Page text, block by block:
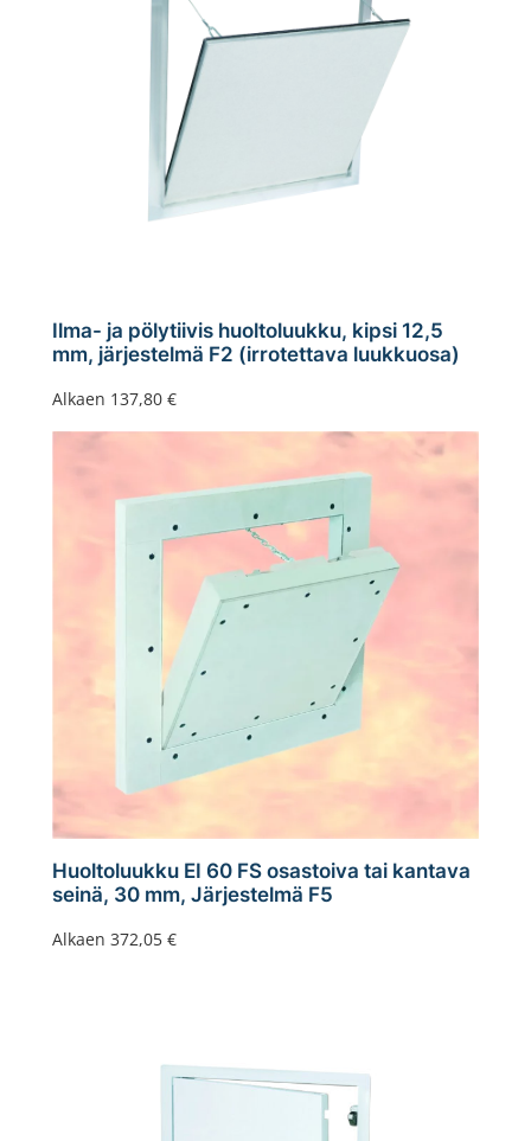
Ilma- ja pölytiivis huoltoluukku, kipsi 12,5
mm, järjestelmä F2 (irrotettava luukkuosa)
Alkaen 137,80 €
Huoltoluukku EI 60 FS osastoiva tai kantava
seinä, 30 mm, Järjestelmä F5
Alkaen 372,05 €